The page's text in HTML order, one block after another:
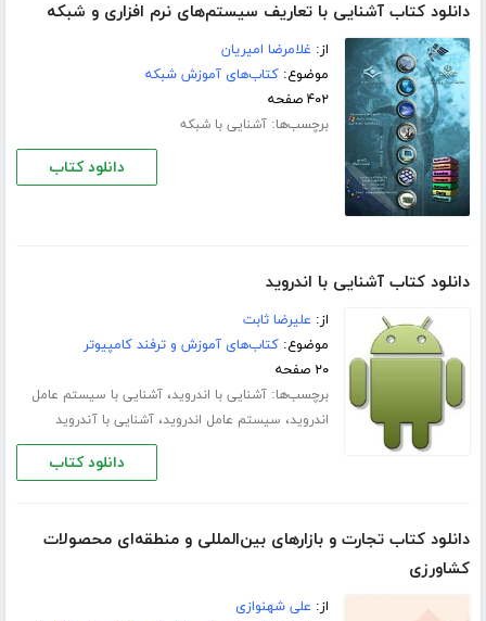
دانلود کتاب آشنایی با تعاریف سیستم‌های نرم افزاری و شبکه
از: غلامرضا امیریان
موضوع:کتاب‌های آموزش شبکه
۴۰۲ صفحه
برچسب‌ها:آشنایی با شبکه
دانلود کتاب
دانلود کتاب آشنایی با اندروید
از: علیرضا ثابت
موضوع:کتاب‌های آموزش و ترفند کامپیوتر
۲۰ صفحه
برچسب‌ها:آشنایی با اندروید،آشنایی با سیستم عامل
اندروید، سیستم عامل اندروید،آشنایی با آندروید
دانلود کتاب
دانلود کتاب تجارت و بازارهای بین‌المللی و منطقه‌ای محصولات
کشاورزی
از: علی شهنوازی